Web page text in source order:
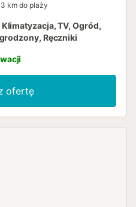
3 km do plaży
TV, Ogród,
Ręczniki
ofertę